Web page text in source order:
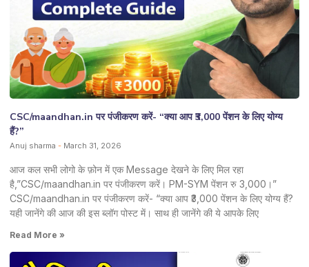
CSC/maandhan.in पर पंजीकरण करें- “क्या आप ₹3,000 पेंशन के लिए योग्य
हैं?”
Anuj sharma March 31, 2026
आज कल सभी लोगो के फ़ोन में एक Message देखने के लिए मिल रहा
है,”CSC/maandhan.in पर पंजीकरण करें। PM-SYM पेंशन रु 3,000।”
CSC/maandhan.in पर पंजीकरण करें- “क्या आप ₹3,000 पेंशन के लिए योग्य हैं?
यही जानेंगे की आज की इस ब्लॉग पोस्ट में। साथ ही जानेंगे की ये आपके लिए
Read More »